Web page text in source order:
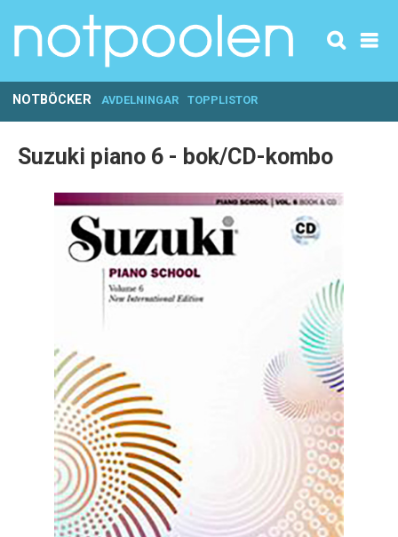
NOTBÖCKER AVDELNINGAR TOPPLISTOR
Suzuki piano 6 - bok/CD-kombo